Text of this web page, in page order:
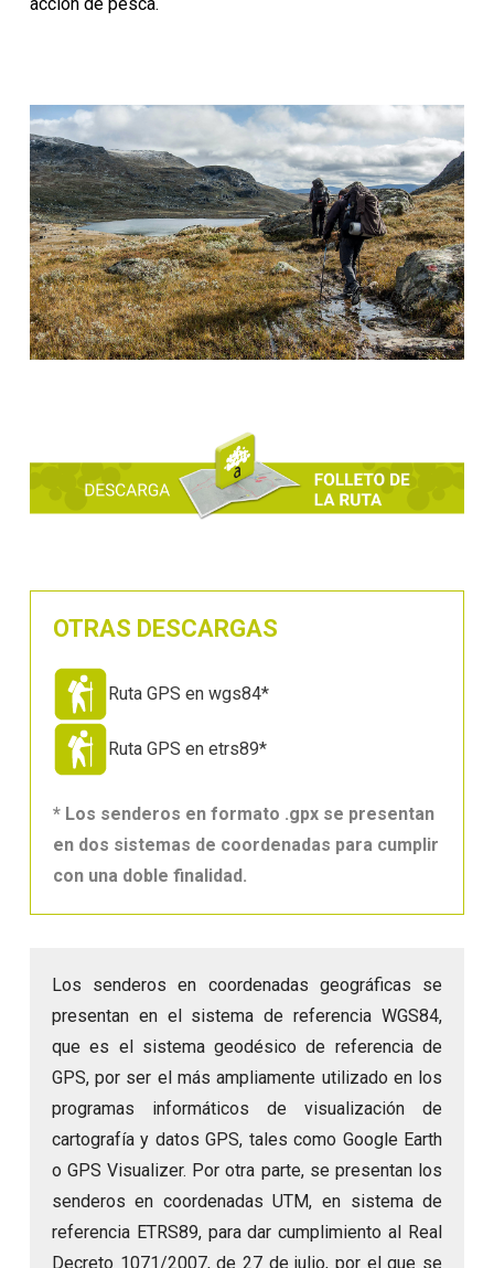
OTRAS DESCARGAS
Ruta GPS en wgs84*
Ruta GPS en etrs89*
* Los senderos en formato .gpx se presentan
en dos sistemas de coordenadas para cumplir
con una doble finalidad.
Los senderos en coordenadas geográficas se
presentan en el sistema de referencia WGS84,
que es el sistema geodésico de referencia de
GPS, por ser el más ampliamente utilizado en los
programas informáticos de visualización de
cartografía y datos GPS, tales como Google Earth
o GPS Visualizer. Por otra parte, se presentan los
senderos en coordenadas UTM, en sistema de
referencia ETRS89, para dar cumplimiento al Real
Decreto 1071/2007, de 27 de julio, por el que se